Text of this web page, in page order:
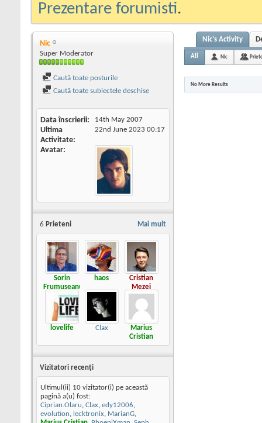
Prezentare forumisti.
Nic
Super Moderator
Caută toate posturile
Caută toate subiectele deschise
Data înscrierii 14th May 2007
Ultima
Activitate
22nd June 2023 00:17
Avatar
Mai mult
6 Prieteni
Sorin
Frumuseanu
haos
Cristian
Mezei
lovelife Clax
Marius
Cristian
Vizitatori recenţi
Ultimul(ii) 10 vizitator(i) pe această
pagină a(u) fost:
Ciprian.Olaru, Clax, edy12006,
evolution, lecktronix, MarianG,
Nic's Activity
All Nic
No More Results